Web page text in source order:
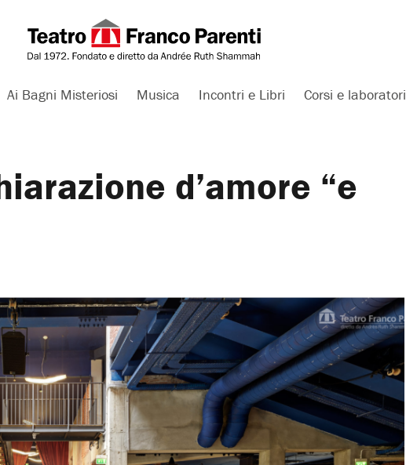
Ai Bagni Misteriosi Musica Incontri e Libri Corsi e laboratori
d’amore “e